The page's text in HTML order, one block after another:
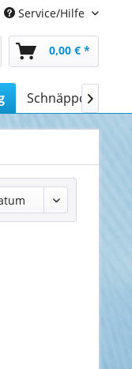
Service/Hilfe
0,00 € *
Schnäppchen
